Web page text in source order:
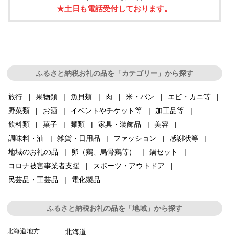
★土日も電話受付しております。
ふるさと納税お礼の品を「カテゴリー」から探す
旅行 果物類 魚貝類 肉 米・パン
エビ・カニ等
野菜類
お酒 イベントやチケット等
加工品等
飲料類
菓子 麺類 家具・装飾品
美容
調味料・油
雑貨・日用品 ファッション
感謝状等
地域のお礼の品
卵（鶏、烏骨鶏等）
鍋セット
コロナ被害事業者支援
スポーツ・アウトドア
民芸品・工芸品
電化製品
ふるさと納税お礼の品を「地域」から探す
北海道地方 北海道